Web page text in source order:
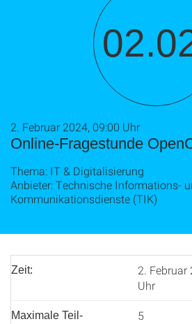
Online-Fragestunde
2. Februar 2024, 09:00 Uhr
Thema: IT & Digitalisierung
Anbieter: Technische Informations-
Kommunikationsdienste (TIK)
Zeit:
2. Februar
Uhr
Maximale Teil­
5